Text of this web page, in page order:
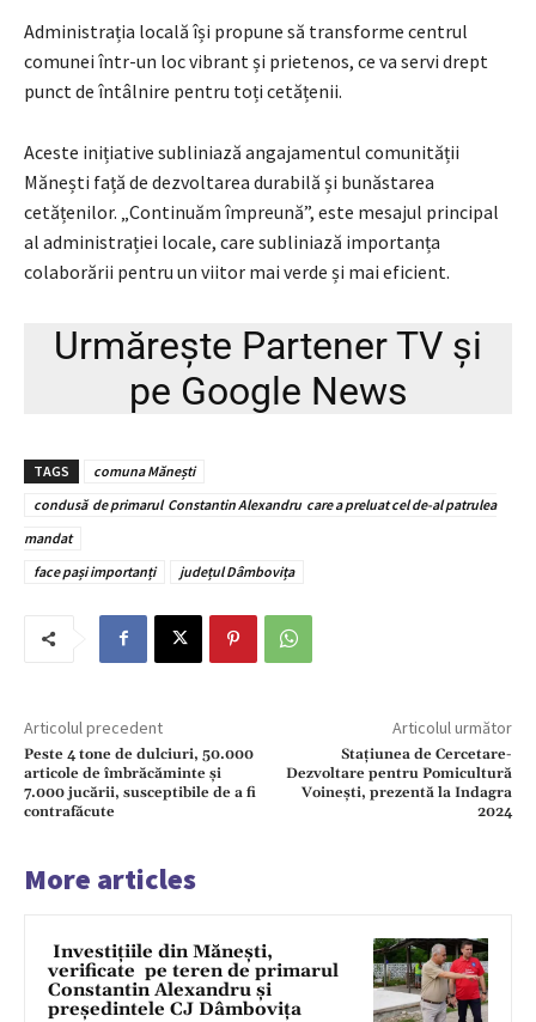
Administrația locală își propune să transforme centrul
comunei într-un loc vibrant și prietenos, ce va servi drept
punct de întâlnire pentru toți cetățenii.
Aceste inițiative subliniază angajamentul comunității
Mănești față de dezvoltarea durabilă și bunăstarea
cetățenilor. „Continuăm împreună”, este mesajul principal
al administrației locale, care subliniază importanța
colaborării pentru un viitor mai verde și mai eficient.
Urmărește Partener TV și
pe Google News
TAGS
comuna Mănești
condusă de primarul Constantin Alexandru care a preluat cel de-al patrulea
mandat
face pași importanți
județul Dâmbovița
Articolul precedent
Peste 4 tone de dulciuri, 50.000
articole de îmbrăcăminte și
7.000 jucării, susceptibile de a fi
contrafăcute
Articolul următor
Stațiunea de Cercetare-
Dezvoltare pentru Pomicultură
Voinești, prezentă la Indagra
2024
More articles
Investițiile din Mănești,
verificate pe teren de primarul
Constantin Alexandru și
președintele CJ Dâmbovița